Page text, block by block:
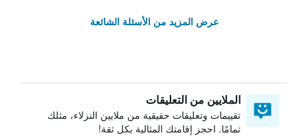
عرض المزيد من الأسئلة الشائعة
الملايين من التعليقات
تقييمات وتعليقات حقيقية من ملايين النزلاء، مثلك
تمامًا. احجز إقامتك المثالية بكل ثقة!